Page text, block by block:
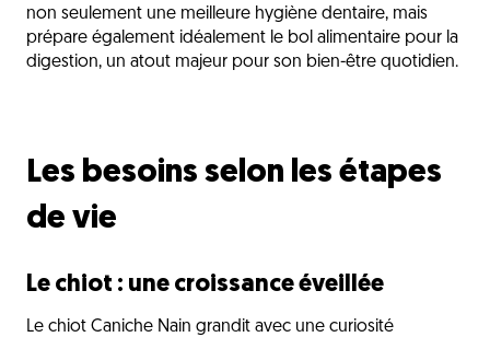
non seulement une meilleure hygiène dentaire, mais
prépare également idéalement le bol alimentaire pour la
digestion, un atout majeur pour son bien-être quotidien.
Les besoins selon les étapes
de vie
Le chiot : une croissance éveillée
Le chiot Caniche Nain grandit avec une curiosité